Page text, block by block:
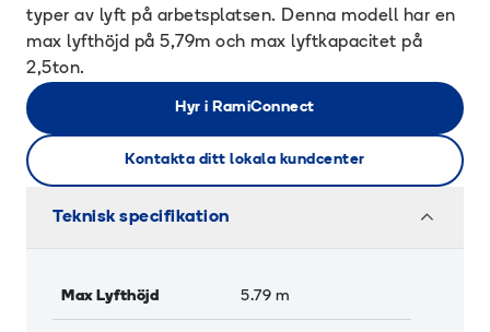
typer av lyft på arbetsplatsen. Denna modell har en
max lyfthöjd på 5,79m och max lyftkapacitet på
2,5ton.
Hyr i RamiConnect
Kontakta ditt lokala kundcenter
Teknisk specifikation
Max Lyfthöjd 5.79 m